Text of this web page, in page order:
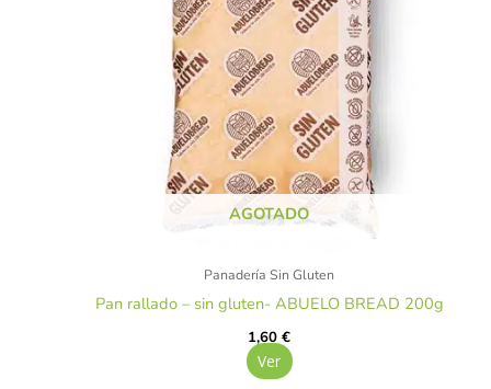
AGOTADO
Panadería Sin Gluten
Pan rallado – sin gluten- ABUELO BREAD 200g
1,60€
Ver